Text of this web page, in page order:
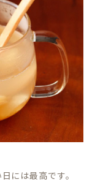
には最高です。